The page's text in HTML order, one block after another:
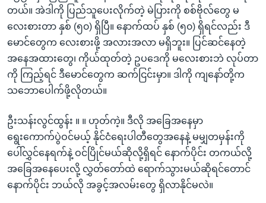
တယ်။ အဲဒါကို ပြည်သူပေးလိုက်တဲ့ မဲပြားကို စစ်ဗိုလ်တွေ မ
လေးစားတာ နှစ် (၅၀) ရှိပြီ။ နောက်ထပ် နှစ် (၅၀) ရှိရင်လည်း ဒီ
မောင်တွေက လေးစားဖို့ အလားအလာ မရှိဘူး။ ပြင်ဆင်နေတဲ့
အနေအထားတွေ၊ ကိုယ်ထုတ်တဲ့ ဥပဒေကို မလေးစားဘဲ လုပ်တာ
ကို ကြည့်ရင် ဒီမောင်တွေက ဆက်ငြင်းမှာ။ ဒါကို ကျနော်တို့က
သဘောပေါက်ဖို့လိုတယ်။
ဦးသန်းလွင်ထွန်း ။ ။ ဟုတ်ကဲ့။ ဒီလို အခြေအနေမှာ
ရွေးကောက်ပွဲဝင်မယ့် နိုင်ငံရေးပါတီတွေအနေနဲ့ မမျှတမှန်းကို
ပေါ်လွှင်နေရက်နဲ့ ဝင်ပြိုင်မယ်ဆိုလို့ရှိရင် နောက်ပိုင်း တကယ်လို့
အခြေအနေပေးလို့ လွှတ်တော်ထဲ ရောက်သွားမယ်ဆိုရင်တောင်
နောက်ပိုင်း ဘယ်လို အခွင့်အလမ်းတွေ ရှိလာနိုင်မလဲ။